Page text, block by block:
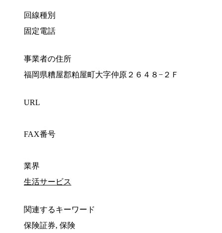
回線種別
固定電話
事業者の住所
福岡県糟屋郡粕屋町大字仲原２６４８−２Ｆ
URL
FAX番号
業界
生活サービス
関連するキーワード
保険証券, 保険